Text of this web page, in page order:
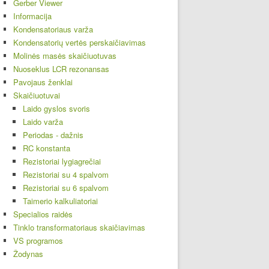
Gerber Viewer
Informacija
Kondensatoriaus varža
Kondensatorių vertės perskaičiavimas
Molinės masės skaičiuotuvas
Nuoseklus LCR rezonansas
Pavojaus ženklai
Skaičiuotuvai
Laido gyslos svoris
Laido varža
Periodas - dažnis
RC konstanta
Rezistoriai lygiagrečiai
Rezistoriai su 4 spalvom
Rezistoriai su 6 spalvom
Taimerio kalkuliatoriai
Specialios raidės
Tinklo transformatoriaus skaičiavimas
VS programos
Žodynas